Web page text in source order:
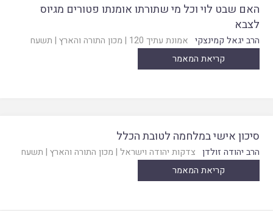
האם שבט לוי וכל מי שתורתו אומנתו פטורים מגיוס
לצבא
הרב יגאל קמינצקי אמונת עתיך 120 | מכון התורה והארץ | תשעח
קריאת המאמר
סיכון אישי במלחמה לטובת הכלל
הרב יהודה זולדן צדקות יהודה וישראל | מכון התורה והארץ | תשעח
קריאת המאמר